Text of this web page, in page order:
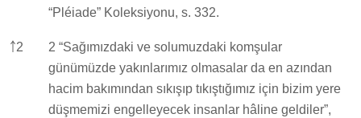
“Pléiade” Koleksiyonu, s. 332.
￪2
2 “Sağımızdaki ve solumuzdaki komşular
günümüzde yakınlarımız olmasalar da en azından
hacim bakımından sıkışıp tıkıştığımız için bizim yere
düşmemizi engelleyecek insanlar hâline geldiler”,